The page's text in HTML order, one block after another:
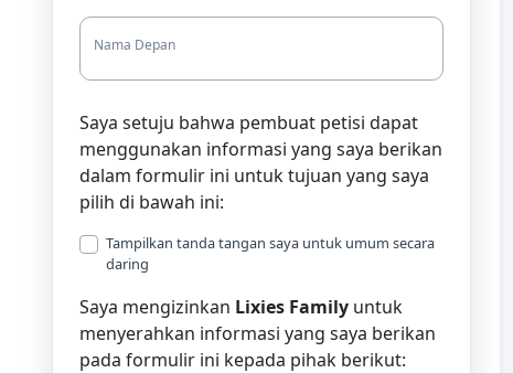
Nama Depan
Saya setuju bahwa pembuat petisi dapat
menggunakan informasi yang saya berikan
dalam formulir ini untuk tujuan yang saya
pilih di bawah ini:
Tampilkan tanda tangan saya untuk umum secara
daring
Saya mengizinkan Lixies Family untuk
menyerahkan informasi yang saya berikan
pada formulir ini kepada pihak berikut: